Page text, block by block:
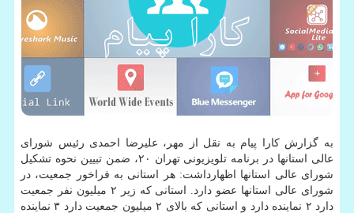
به گزارش کارا پیام به نقل از مهر، علیرضا احمدی رئیس شورای
عالی استانها در برنامه تلویزیونی تهران ۲۰، ضمن تبیین نحوه تشکیل
شورای عالی استانها اظهارداشت: هر استانی به فراخور جمعیت، در
شورای عالی استانها عضو دارد. استانی که زیر ۲ میلیون نفر جمعیت
دارد ۲ نماینده دارد و استانی که بالای ۲ میلیون جمعیت دارد ۳ نماینده